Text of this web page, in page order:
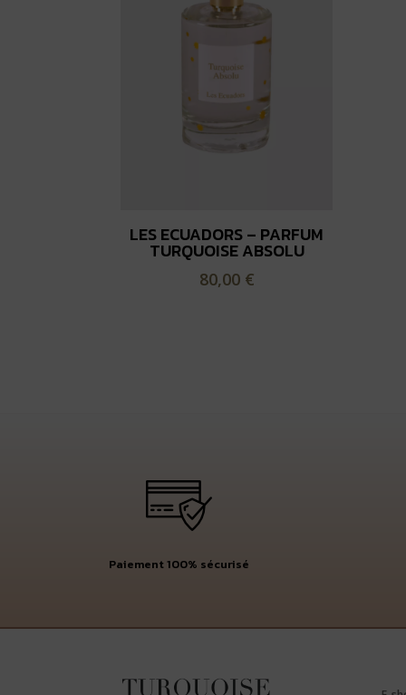
LES ECUADORS – PARFUM
TURQUOISE ABSOLU
80,00 €
Paiement 100% sécurisé